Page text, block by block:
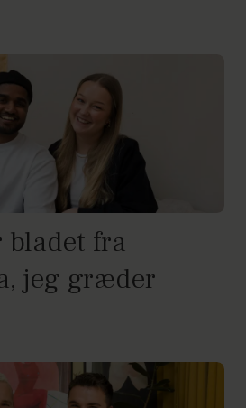
bladet fra
jeg græder